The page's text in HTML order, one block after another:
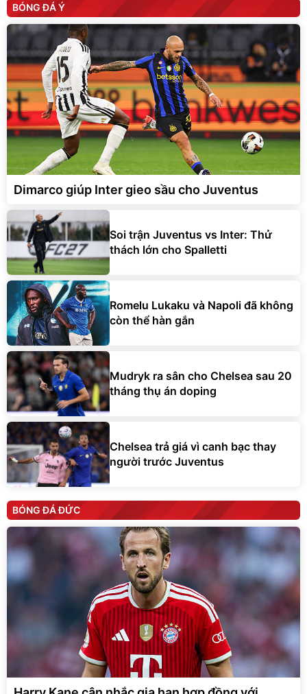
BÓNG ĐÁ Ý
Dimarco giúp Inter gieo sầu cho Juventus
Soi trận Juventus vs Inter: Thử
thách lớn cho Spalletti
Romelu Lukaku và Napoli đã không
còn thể hàn gắn
Mudryk ra sân cho Chelsea sau 20
tháng thụ án doping
Chelsea trả giá vì canh bạc thay
người trước Juventus
BÓNG ĐÁ ĐỨC